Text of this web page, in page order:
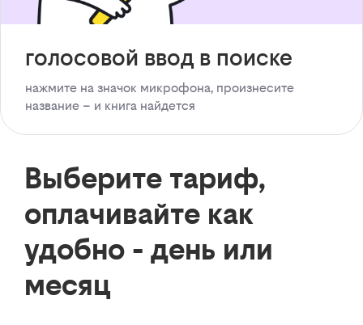
голосовой ввод в поиске
нажмите на значок микрофона, произнесите
название – и книга найдется
Выберите тариф,
оплачивайте как
удобно - день или
месяц